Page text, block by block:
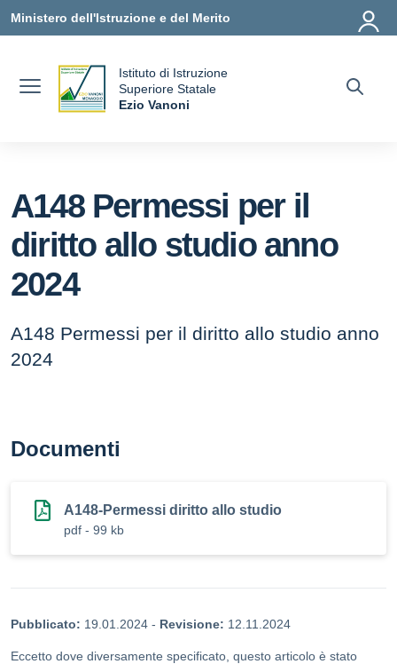
Ministero dell'Istruzione e del Merito
Istituto di Istruzione
Superiore Statale
Ezio Vanoni
A148 Permessi per il
diritto allo studio anno
2024
A148 Permessi per il diritto allo studio anno
2024
Documenti
A148-Permessi diritto allo studio
pdf - 99 kb
Pubblicato: 19.01.2024 - Revisione: 12.11.2024
Eccetto dove diversamente specificato, questo articolo è stato